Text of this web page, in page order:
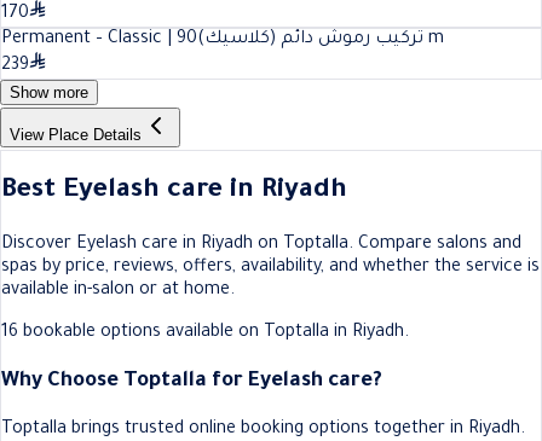
170
Permanent – Classic | تركيب رموش دائم (كلاسيك)90
m
239
Show more
View Place Details
Best Eyelash care in Riyadh
Discover Eyelash care in Riyadh on Toptalla. Compare salons and
spas by price, reviews, offers, availability, and whether the service is
available in-salon or at home.
16 bookable options available on Toptalla in Riyadh.
Why Choose Toptalla for Eyelash care?
Toptalla brings trusted online booking options together in Riyadh.